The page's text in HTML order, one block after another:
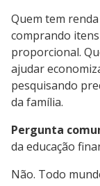
Quem tem
comprando
proporcional.
ajudar
pesquisando
da família.
Pergunta
da educação
Não. Todo